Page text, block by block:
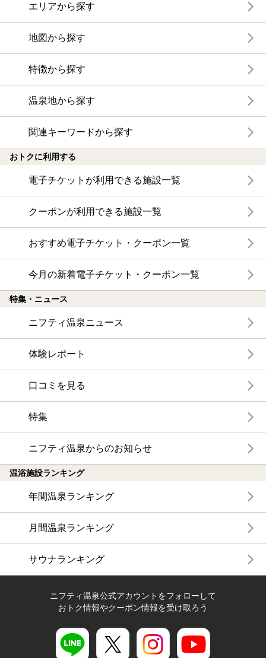
エリアから探す
地図から探す
特徴から探す
温泉地から探す
関連キーワードから探す
おトクに利用する
電子チケットが利用できる施設一覧
クーポンが利用できる施設一覧
おすすめ電子チケット・クーポン一覧
今月の新着電子チケット・クーポン一覧
特集・ニュース
ニフティ温泉ニュース
体験レポート
口コミを見る
特集
ニフティ温泉からのお知らせ
温浴施設ランキング
年間温泉ランキング
月間温泉ランキング
サウナランキング
ニフティ温泉公式アカウントをフォローして
おトク情報やクーポン情報を受け取ろう